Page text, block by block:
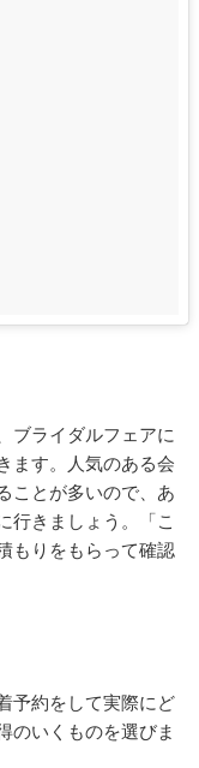
ブライダルフェアに
ます。人気のある会
ことが多いので、あ
行きましょう。「こ
もりをもらって確認
予約をして実際にど
のいくものを選びま